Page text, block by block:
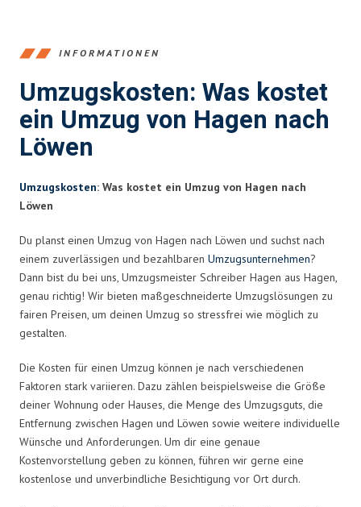
INFORMATIONEN
Umzugskosten: Was kostet
ein Umzug von Hagen nach
Löwen
Umzugskosten: Was kostet ein Umzug von Hagen nach
Löwen
Du planst einen Umzug von Hagen nach Löwen und suchst nach
einem zuverlässigen und bezahlbaren Umzugsunternehmen?
Dann bist du bei uns, Umzugsmeister Schreiber Hagen aus Hagen,
genau richtig! Wir bieten maßgeschneiderte Umzugslösungen zu
fairen Preisen, um deinen Umzug so stressfrei wie möglich zu
gestalten.
Die Kosten für einen Umzug können je nach verschiedenen
Faktoren stark variieren. Dazu zählen beispielsweise die Größe
deiner Wohnung oder Hauses, die Menge des Umzugsguts, die
Entfernung zwischen Hagen und Löwen sowie weitere individuelle
Wünsche und Anforderungen. Um dir eine genaue
Kostenvorstellung geben zu können, führen wir gerne eine
kostenlose und unverbindliche Besichtigung vor Ort durch.